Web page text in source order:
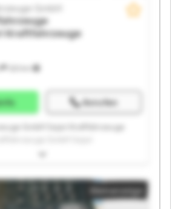
GmbH
Kraftfahrzeuge
Anrufen
GmbH Sejari Kraftfahrzeuge
Sejari Kraftfahrzeuge GmbH
GmbH Sejari
Sejari Kraftfahrzeuge GmbH
GmbH Sejari Kraftfahrzeuge
Kleinanzeige